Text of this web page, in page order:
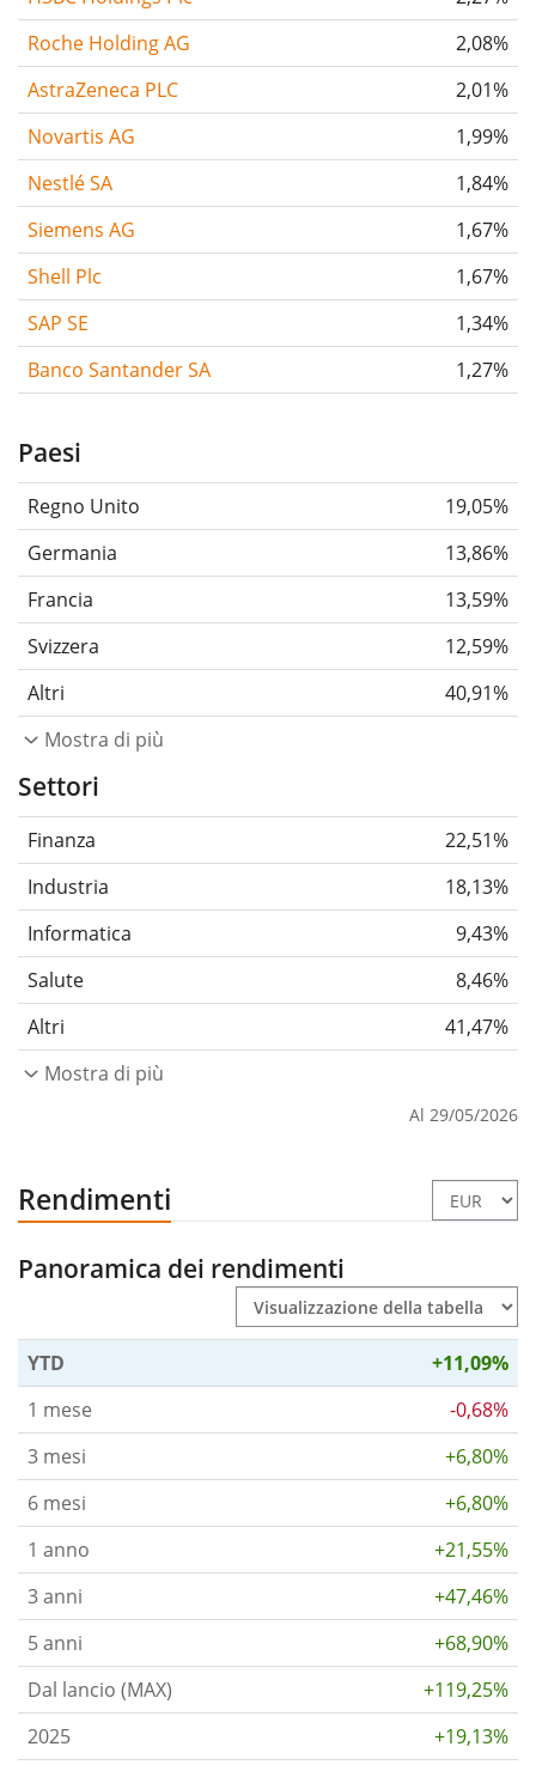
Roche Holding AG
2,08%
AstraZeneca PLC
2,01%
Novartis AG
1,99%
Nestlé SA
1,84%
Siemens AG
1,67%
Shell Plc
1,67%
SAP SE
1,34%
Banco Santander SA
1,27%
Paesi
Regno Unito
19,05%
Germania
13,86%
Francia
13,59%
Svizzera
12,59%
Altri
40,91%
Mostra di più
Settori
Finanza
22,51%
Industria
18,13%
Informatica
9,43%
Salute
8,46%
Altri
41,47%
Mostra di più
Al 29/05/2026
Rendimenti
Panoramica dei rendimenti
YTD
+11,09%
1 mese
-0,68%
3 mesi
+6,80%
6 mesi
+6,80%
1 anno
+21,55%
3 anni
+47,46%
5 anni
+68,90%
Dal lancio (MAX)
+119,25%
2025
+19,13%